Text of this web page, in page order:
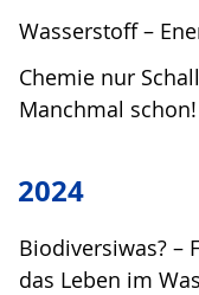
Wasserstoff –
Chemie nur
Manchmal schon!
2024
Biodiversiwas? –
das Leben im